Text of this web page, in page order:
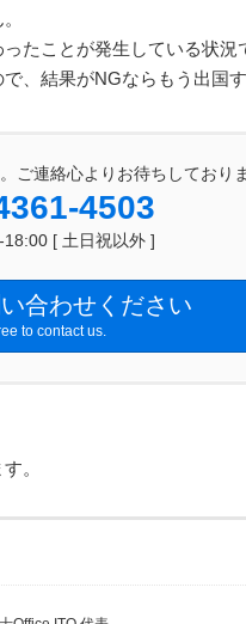
たことが発生している状況
、結果がNGならもう出国
ご連絡心よりお待ちしておりま
4503
[ 土日祝以外 ]
合わせください
to contact us.
。